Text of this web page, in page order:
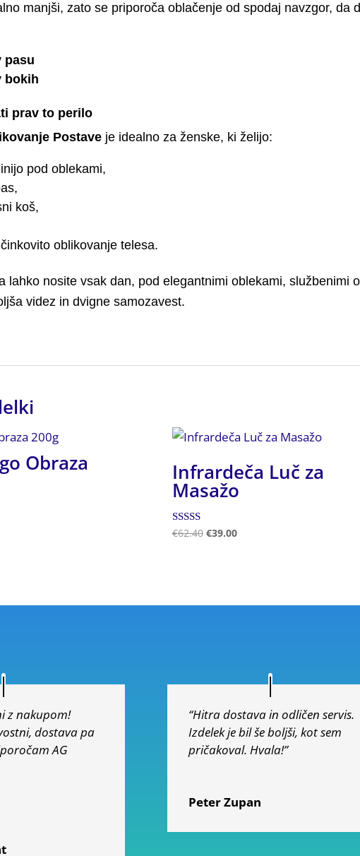
manjši, zato se priporoča oblačenje od spodaj navzgor, da
pasu
bokih
prav to perilo
Postave je idealno za ženske, ki želijo:
pod oblekami,
koš,
oblikovanje telesa.
lahko nosite vsak dan, pod elegantnimi oblekami, službenimi
videz in dvigne samozavest.
Obraza Infrardeča Luč za
Masažo
Ocenjeno
€62.40 €39.00
z nakupom!
dostava pa
AG
“Hitra dostava in odličen servis.
Izdelek je bil še boljši, kot sem
pričakoval. Hvala!”
Peter Zupan